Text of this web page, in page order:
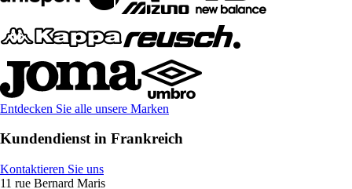
Entdecken Sie alle unsere Marken
Kundendienst in Frankreich
Kontaktieren Sie uns
11 rue Bernard Maris